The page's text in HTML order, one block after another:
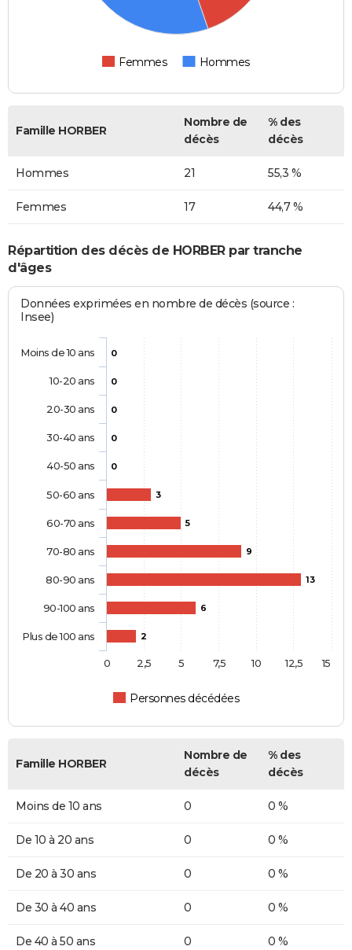
Femmes Hommes
Famille HORBER
Nombre de
décès
% des
décès
Hommes 21 55,3 %
Femmes 17 44,7 %
Répartition des décès de HORBER par tranche
d'âges
Données exprimées en nombre de décès (source :
Insee)
0
0
0
0
0
3
5
9
13
6
2
Personnes décédées
Moins de 10 ans
10-20 ans
20-30 ans
30-40 ans
40-50 ans
50-60 ans
60-70 ans
70-80 ans
80-90 ans
90-100 ans
Plus de 100 ans
0 2,5 5 7,5 10 12,5 15
Famille HORBER
Nombre de
décès
% des
décès
Moins de 10 ans 0 0 %
De 10 à 20 ans 0 0 %
De 20 à 30 ans 0 0 %
De 30 à 40 ans 0 0 %
De 40 à 50 ans 0 0 %